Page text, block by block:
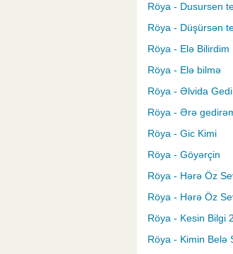
Röya - Dusursen
Röya - Düşürsən
Röya - Elə Bilirdim
Röya - Elə bilmə
Röya - Əlvida
Röya - Ərə
Röya - Gic Kimi
Röya - Göyərçin
Röya - Hərə Öz
Röya - Hərə Öz
Röya - Kesin Bilgi
Röya - Kimin Belə